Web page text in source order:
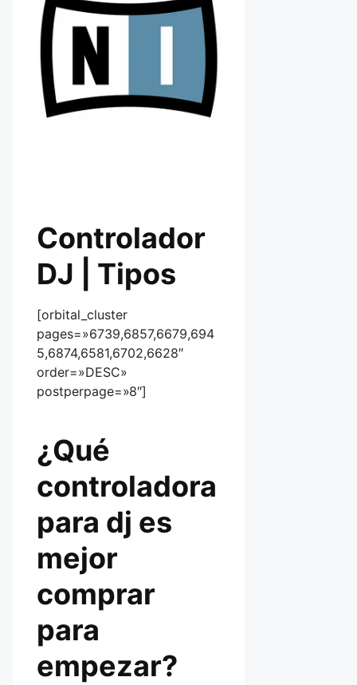
Controlador
DJ | Tipos
[orbital_cluster
pages=»6739,6857,6679,694
5,6874,6581,6702,6628″
order=»DESC»
postperpage=»8″]
¿Qué
controladora
para dj es
mejor
comprar
para
empezar?